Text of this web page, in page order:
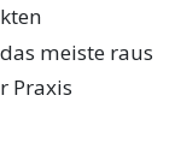
meiste raus
Praxis